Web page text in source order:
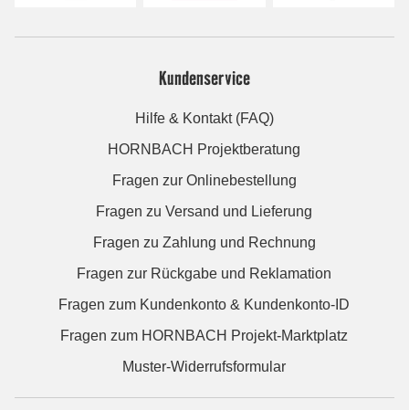
Kundenservice
Hilfe & Kontakt (FAQ)
HORNBACH Projektberatung
Fragen zur Onlinebestellung
Fragen zu Versand und Lieferung
Fragen zu Zahlung und Rechnung
Fragen zur Rückgabe und Reklamation
Fragen zum Kundenkonto & Kundenkonto-ID
Fragen zum HORNBACH Projekt-Marktplatz
Muster-Widerrufsformular